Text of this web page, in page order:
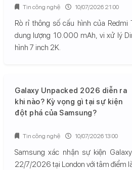
Rò rỉ thông số cấu hình của
dung lượng 10.000 mAh, vi xử lý
hình 7 inch 2K.
Tin công nghệ 10/07/2026 21:00
Galaxy Unpacked 2026 diễn ra
khi nào? Kỳ vọng gì tại sự kiện
đột phá của Samsung?
Samsung xác nhận sự kiện
22/7/2026 tại London với tâm điểm
Tin công nghệ 10/07/2026 13:00